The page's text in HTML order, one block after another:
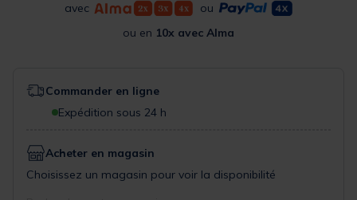
avec
ou
ou en 10x avec Alma
Commander en ligne
Expédition sous 24 h
Acheter en magasin
Choisissez un magasin pour voir la disponibilité